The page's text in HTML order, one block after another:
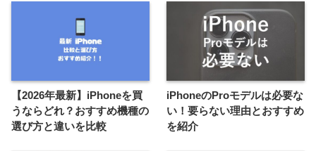
【2026年最新】iPhoneを買
うならどれ？おすすめ機種の
選び方と違いを比較
iPhoneのProモデルは必要な
い！要らない理由とおすすめ
を紹介